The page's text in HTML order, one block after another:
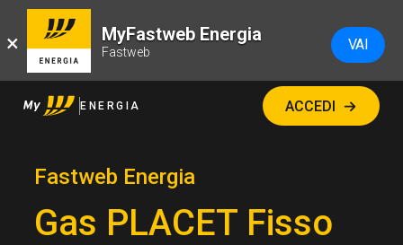
× MyFastweb Energia
Fastweb VAI
ENERGIA ACCEDI
Fastweb Energia
Gas PLACET Fisso